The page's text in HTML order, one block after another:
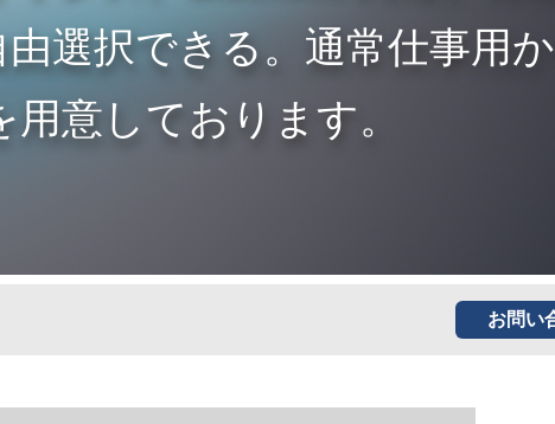
選択できる。通常仕事用
意しております。
お問い